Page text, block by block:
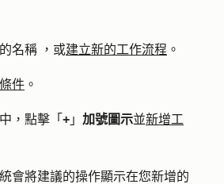
的名稱 ，或建立新的工作流程 。
件 。
，點擊「 + 」 加號圖示並新增工
會將建議的操作顯示在您新增的